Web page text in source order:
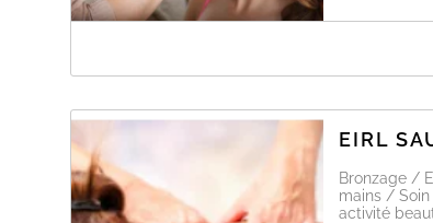
Changement d adresse à partir du 1er octobre
917 avenue du Dr Fleming 30900 Nîmes
EIRL
Bronzage /
mains /
activité